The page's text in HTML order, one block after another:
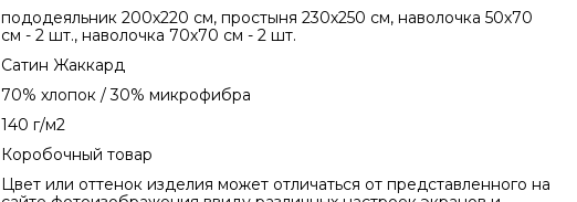
пододеяльник 200х220 см, простыня 230х250 см, наволочка 50х70
см - 2 шт., наволочка 70х70 см - 2 шт.
Сатин Жаккард
70% хлопок / 30% микрофибра
140 г/м2
Коробочный товар
Цвет или оттенок изделия может отличаться от представленного на